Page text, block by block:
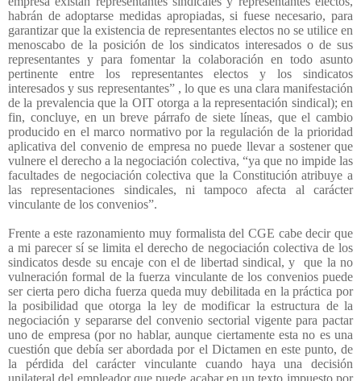
habrán de adoptarse medidas apropiadas, si fuese necesario, para
garantizar que la existencia de representantes electos no se utilice en
menoscabo de la posición de los sindicatos interesados o de sus
representantes y para fomentar la colaboración en todo asunto
pertinente entre los representantes electos y los sindicatos
interesados y sus representantes” , lo que es una clara manifestación
de la prevalencia que la OIT otorga a la representación sindical); en
fin, concluye, en un breve párrafo de siete líneas, que el cambio
producido en el marco normativo por la regulación de la prioridad
aplicativa del convenio de empresa no puede llevar a sostener que
vulnere el derecho a la negociación colectiva, “ya que no impide las
facultades de negociación colectiva que la Constitución atribuye a
las representaciones sindicales, ni tampoco afecta al carácter
vinculante de los convenios”.
Frente a este razonamiento muy formalista del CGE cabe decir que
a mi parecer sí se limita el derecho de negociación colectiva de los
sindicatos desde su encaje con el de libertad sindical, y
que la no
vulneración formal de la fuerza vinculante de los convenios puede
ser cierta pero dicha fuerza queda muy debilitada en la práctica por
la posibilidad que otorga la ley de modificar la estructura de la
negociación y separarse del convenio sectorial vigente para pactar
uno de empresa (por no hablar, aunque ciertamente esta no es una
cuestión que debía ser abordada por el Dictamen en este punto, de
la pérdida del carácter vinculante cuando haya una decisión
unilateral del empleador que puede acabar en un texto impuesto por